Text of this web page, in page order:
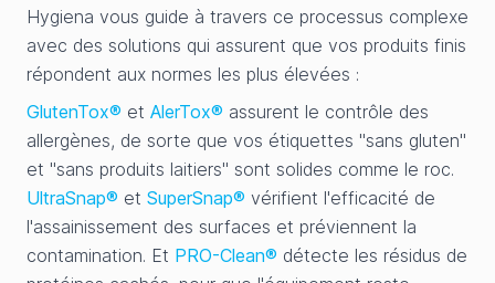
Hygiena vous guide à travers ce processus complexe
avec des solutions qui assurent que vos produits finis
répondent aux normes les plus élevées :
GlutenTox® et AlerTox® assurent le contrôle des
allergènes, de sorte que vos étiquettes "sans gluten"
et "sans produits laitiers" sont solides comme le roc.
UltraSnap® et SuperSnap® vérifient l'efficacité de
l'assainissement des surfaces et préviennent la
contamination. Et PRO-Clean® détecte les résidus de